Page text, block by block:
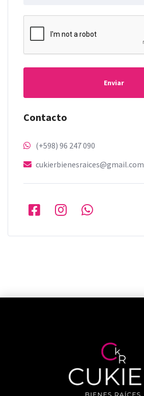
Enviar
Contacto
(+598) 96 247 090
cukierbienesraices@gmail.com